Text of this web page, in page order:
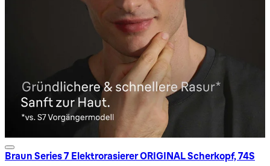
Braun Series 7 Elektrorasierer ORIGINAL Scherkopf, 74S